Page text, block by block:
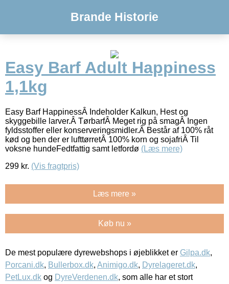
Brande Historie
Easy Barf Adult Happiness
1,1kg
Easy Barf HappinessÂ Indeholder Kalkun, Hest og
skyggebille larver.Â TørbarfÂ Meget rig på smagÂ Ingen
fyldsstoffer eller konserveringsmidler.Â Består af 100% råt
kød og ben der er lufttørretÂ 100% korn og sojafriÂ Til
voksne hundeFedtfattig samt letfordø (Læs mere)
299 kr. (Vis fragtpris)
Læs mere »
Køb nu »
De mest populære dyrewebshops i øjeblikket er Gilpa.dk,
Porcani.dk, Bullerbox.dk, Animigo.dk, Dyrelageret.dk,
PetLux.dk og DyreVerdenen.dk, som alle har et stort